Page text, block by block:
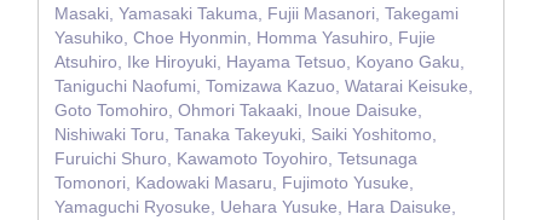
Masaki, Yamasaki Takuma, Fujii Masanori, Takegami
Yasuhiko, Choe Hyonmin, Homma Yasuhiro, Fujie
Atsuhiro, Ike Hiroyuki, Hayama Tetsuo, Koyano Gaku,
Taniguchi Naofumi, Tomizawa Kazuo, Watarai Keisuke,
Goto Tomohiro, Ohmori Takaaki, Inoue Daisuke,
Nishiwaki Toru, Tanaka Takeyuki, Saiki Yoshitomo,
Furuichi Shuro, Kawamoto Toyohiro, Tetsunaga
Tomonori, Kadowaki Masaru, Fujimoto Yusuke,
Yamaguchi Ryosuke, Uehara Yusuke, Hara Daisuke,